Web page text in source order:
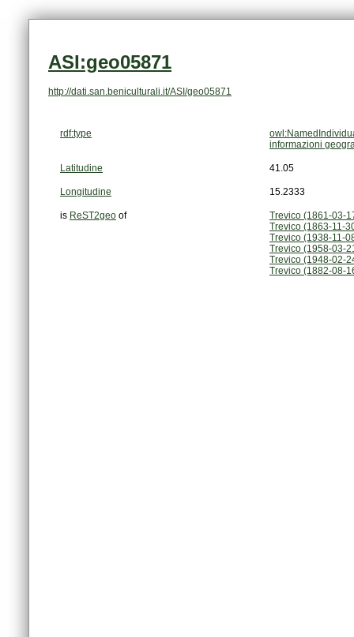
ASI:geo05871
http://dati.san.beniculturali.it/ASI/geo05871
rdf:type
informazioni
Latitudine 41.05
Longitudine 15.2333
is ReST2geo of
Trevico (1861-03-
Trevico (1863-11-
Trevico (1938-11-
Trevico (1958-03-
Trevico (1948-02-
Trevico (1882-08-